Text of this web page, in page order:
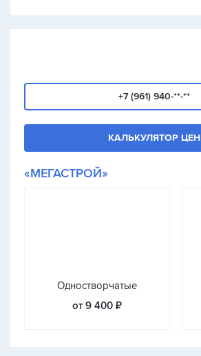
+7 (961) 940-**-**
КАЛЬКУЛЯТОР ЦЕН
«МЕГАСТРОЙ»
Одностворчатые
от 9 400 ₽